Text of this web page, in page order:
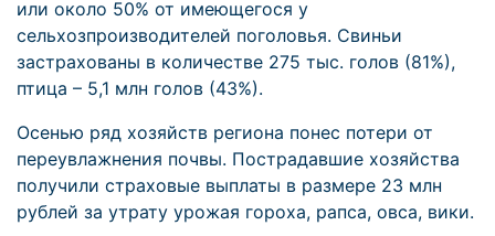
или около 50% от имеющегося у
сельхозпроизводителей поголовья. Свиньи
застрахованы в количестве 275 тыс. голов (81%),
птица – 5,1 млн голов (43%).
Осенью ряд хозяйств региона понес потери от
переувлажнения почвы. Пострадавшие хозяйства
получили страховые выплаты в размере 23 млн
рублей за утрату урожая гороха, рапса, овса, вики.